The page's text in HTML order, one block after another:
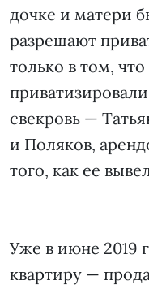
дочке и матери
разрешают
только в том,
свекровь —
и Поляков,
того, как ее
Уже в июне 2019
квартиру —